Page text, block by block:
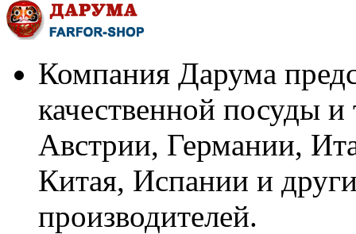
Компания Дарума
качественной посуды
Австрии, Германии,
Китая, Испании и
производителей.